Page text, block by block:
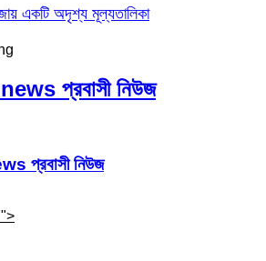
একটি অদৃশ্য মূল্যতালিকা
প্রবাসী নিউজ
প্রবাসী নিউজ
">